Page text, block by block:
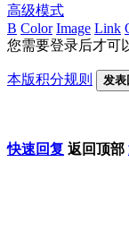
高级模式
B Color Image Link
您需要登录后才可
本版积分规则 发表
快速回复 返回顶部